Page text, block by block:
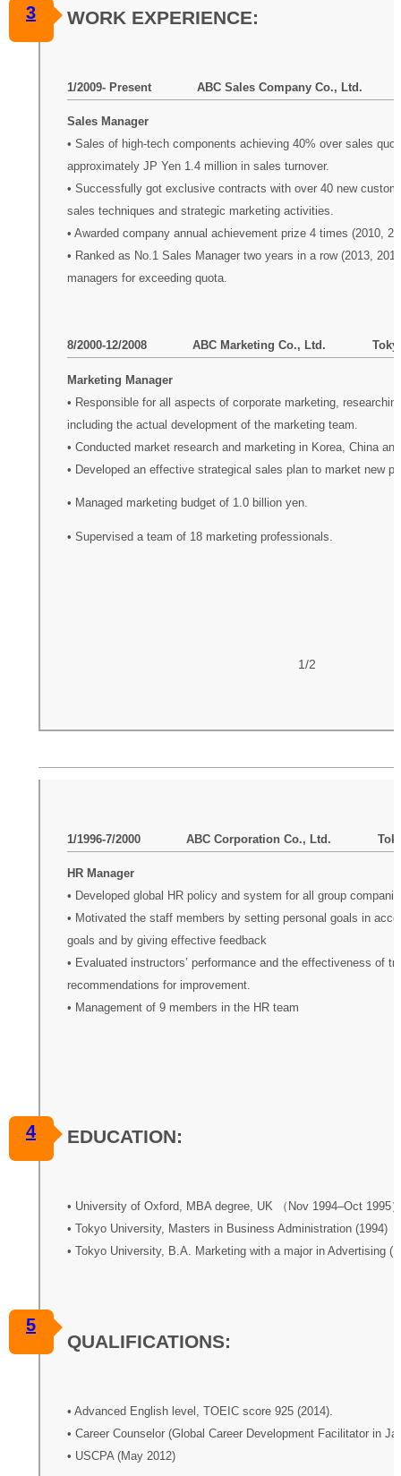
3 WORK EXPERIENCE:
1/2009- Present ABC Sales Company Co., Ltd.
Sales Manager
• Sales of high-tech components achieving 40% over sales
approximately JP Yen 1.4 million in sales turnover.
• Successfully got exclusive contracts with over 40 new
sales techniques and strategic marketing activities.
• Awarded company annual achievement prize 4 times (2010,
• Ranked as No.1 Sales Manager two years in a row (2013,
managers for exceeding quota.
8/2000-12/2008 ABC Marketing Co., Ltd.
Marketing Manager
• Responsible for all aspects of corporate marketing,
including the actual development of the marketing team.
• Conducted market research and marketing in Korea, China
• Developed an effective strategical sales plan to market new
• Managed marketing budget of 1.0 billion yen.
• Supervised a team of 18 marketing professionals.
1/2
1/1996-7/2000 ABC Corporation Co., Ltd.
HR Manager
• Developed global HR policy and system for all group
• Motivated the staff members by setting personal goals in
goals and by giving effective feedback
• Evaluated instructors’ performance and the effectiveness of
recommendations for improvement.
• Management of 9 members in the HR team
4 EDUCATION:
• University of Oxford, MBA degree, UK （Nov 1994–Oct 1995
• Tokyo University, Masters in Business Administration (1994)
• Tokyo University, B.A. Marketing with a major in Advertising
5
QUALIFICATIONS:
• Advanced English level, TOEIC score 925 (2014).
• Career Counselor (Global Career Development Facilitator in
• USCPA (May 2012)